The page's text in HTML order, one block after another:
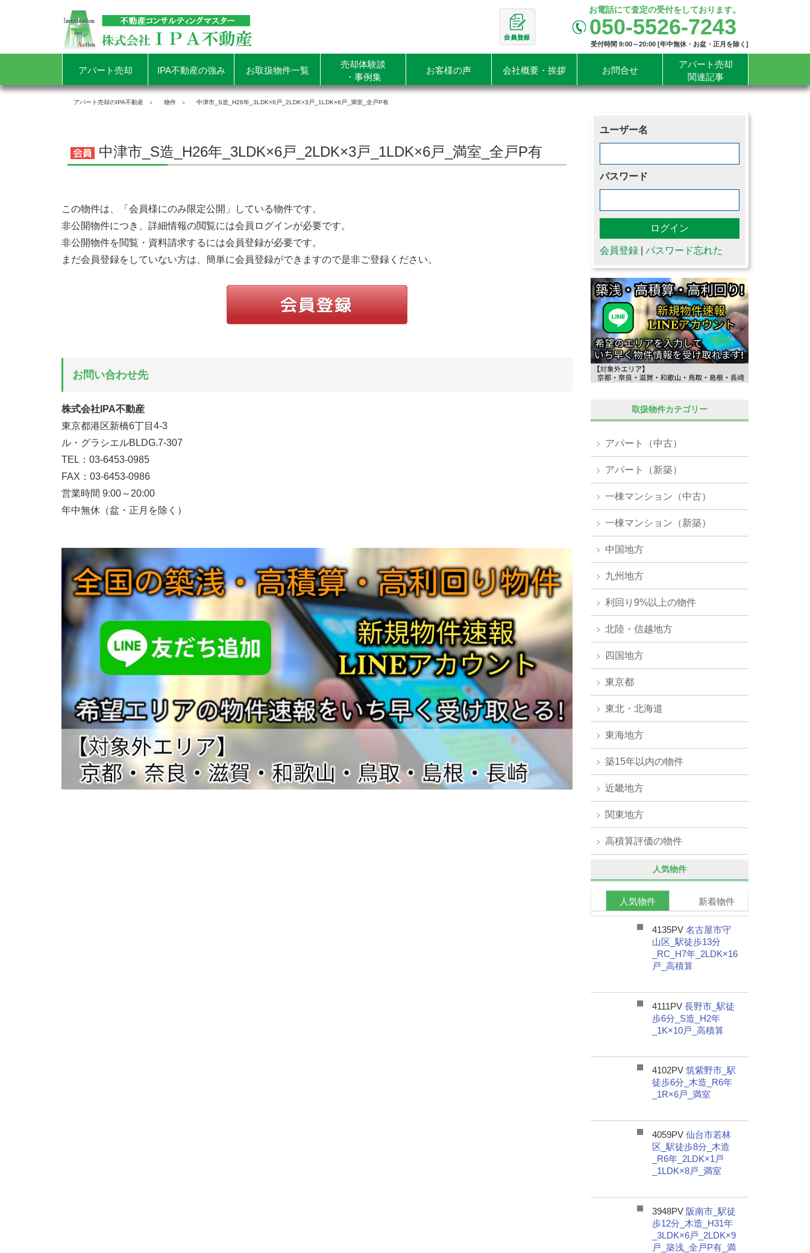
お電話にて査定の受付をしております。
050-5526-7243
受付時間 9:00～20:00 [年中無休・お盆・正月を除く]
アパート売却 IPA不動産の強み お取扱物件一覧
売却体験談
・事例集
お客様の声 会社概要・挨拶 お問合せ
アパート売却
関連記事
アパート売却のIPA不動産 物件 中津市_S造_H26年_3LDK×6戸_2LDK×3戸_1LDK×6戸_満室_全戸P有
中津市_S造_H26年_3LDK×6戸_2LDK×3戸_1LDK×6戸_満室_全戸P有
この物件は、「会員様にのみ限定公開」している物件です。
非公開物件につき、詳細情報の閲覧には会員ログインが必要です。
非公開物件を閲覧・資料請求するには会員登録が必要です。
まだ会員登録をしていない方は、簡単に会員登録ができますので是非ご登録ください。
お問い合わせ先
株式会社IPA不動産
東京都港区新橋6丁目4-3
ル・グラシエルBLDG.7-307
TEL：03-6453-0985
FAX：03-6453-0986
営業時間 9:00～20:00
年中無休（盆・正月を除く）
ユーザー名
パスワード
会員登録| パスワード忘れた
取扱物件カテゴリー
アパート（中古）
アパート（新築）
一棟マンション（中古）
一棟マンション（新築）
中国地方
九州地方
利回り9%以上の物件
北陸・信越地方
四国地方
東京都
東北・北海道
東海地方
築15年以内の物件
近畿地方
関東地方
高積算評価の物件
人気物件
人気物件 新着物件
4135PV 名古屋市守
山区_駅徒歩13分
_RC_H7年_2LDK×16
戸_高積算
4111PV 長野市_駅徒
歩6分_S造_H2年
_1K×10戸_高積算
4102PV 筑紫野市_駅
徒歩6分_木造_R6年
_1R×6戸_満室
4059PV 仙台市若林
区_駅徒歩8分_木造
_R6年_2LDK×1戸
_1LDK×8戸_満室
3948PV 阪南市_駅徒
歩12分_木造_H31年
_3LDK×6戸_2LDK×9
戸_築浅_全戸P有_満